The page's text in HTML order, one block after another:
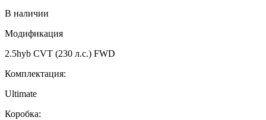
В наличии
Модификация
2.5hyb CVT (230 л.с.) FWD
Комплектация:
Ultimate
Коробка: